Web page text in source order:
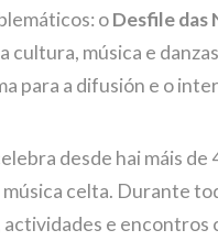
oDesfile das
música e
para a difusión e o
desde hai máis
celta. Durante
e encontros